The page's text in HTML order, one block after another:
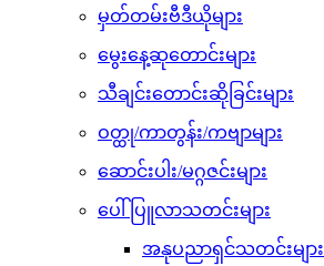
မှတ်တမ်းဗီဒီယိုများ
မွေးနေ့ဆုတောင်းများ
သီချင်းတောင်းဆိုခြင်းများ
ဝတ္ထု/ကာတွန်း/ကဗျာများ
ဆောင်းပါး/မဂ္ဂဇင်းများ
ပေါ်ပြူလာသတင်းများ
အနုပညာရှင်သတင်းများ